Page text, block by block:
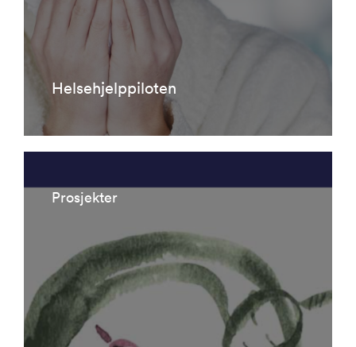
Helsehjelppiloten
Prosjekter